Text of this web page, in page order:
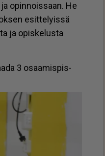
opin­nois­saan. He
esit­te­lyis­sä
ja opis­ke­lus­ta
3 osaa­mis­pis­